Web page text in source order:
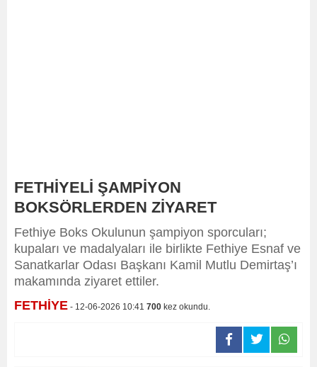
FETHİYELİ ŞAMPİYON
BOKSÖRLERDEN ZİYARET
Fethiye Boks Okulunun şampiyon sporcuları;
kupaları ve madalyaları ile birlikte Fethiye Esnaf ve
Sanatkarlar Odası Başkanı Kamil Mutlu Demirtaş’ı
makamında ziyaret ettiler.
FETHİYE - 12-06-2026 10:41 700 kez okundu.